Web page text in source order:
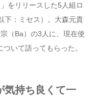
をリリースした5人組ロ
下：ミセス）。大森元貴
（Ba）の3人に、現在使
いて語ってもらった。
気持ち良くて一